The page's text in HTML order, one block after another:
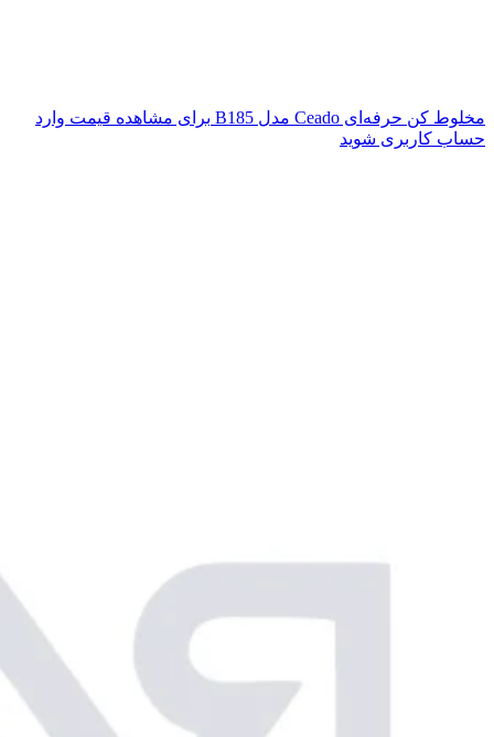
مخلوط‌ کن حرفه‌ای Ceado مدل B185
برای مشاهده قیمت وارد
حساب کاربری شوید